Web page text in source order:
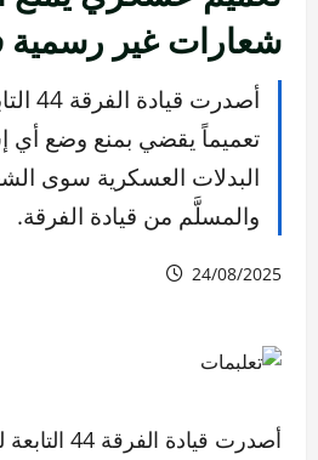
شعارات غير رسمية
أصدرت
تعميماً يقضي بمنع وضع أي
البدلات العسكرية سوى
والمسلَّم من قيادة الفرقة.
24/08/2025
أصدرت قيادة